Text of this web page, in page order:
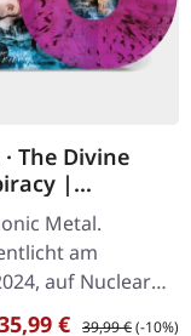
· The Divine
|
BLACK
2LP
Metal.
am
auf Nuclear
€ Regulärer Preis:
39,99 €(-10%)